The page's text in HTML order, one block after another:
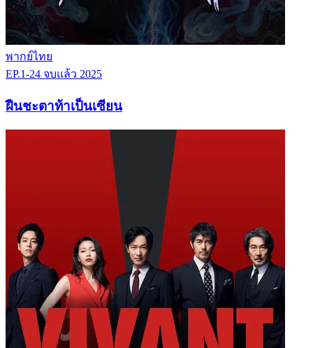
พากย์ไทย
EP.1-24 จบแล้ว 2025
ฝืนชะตาท้าเป็นเซียน